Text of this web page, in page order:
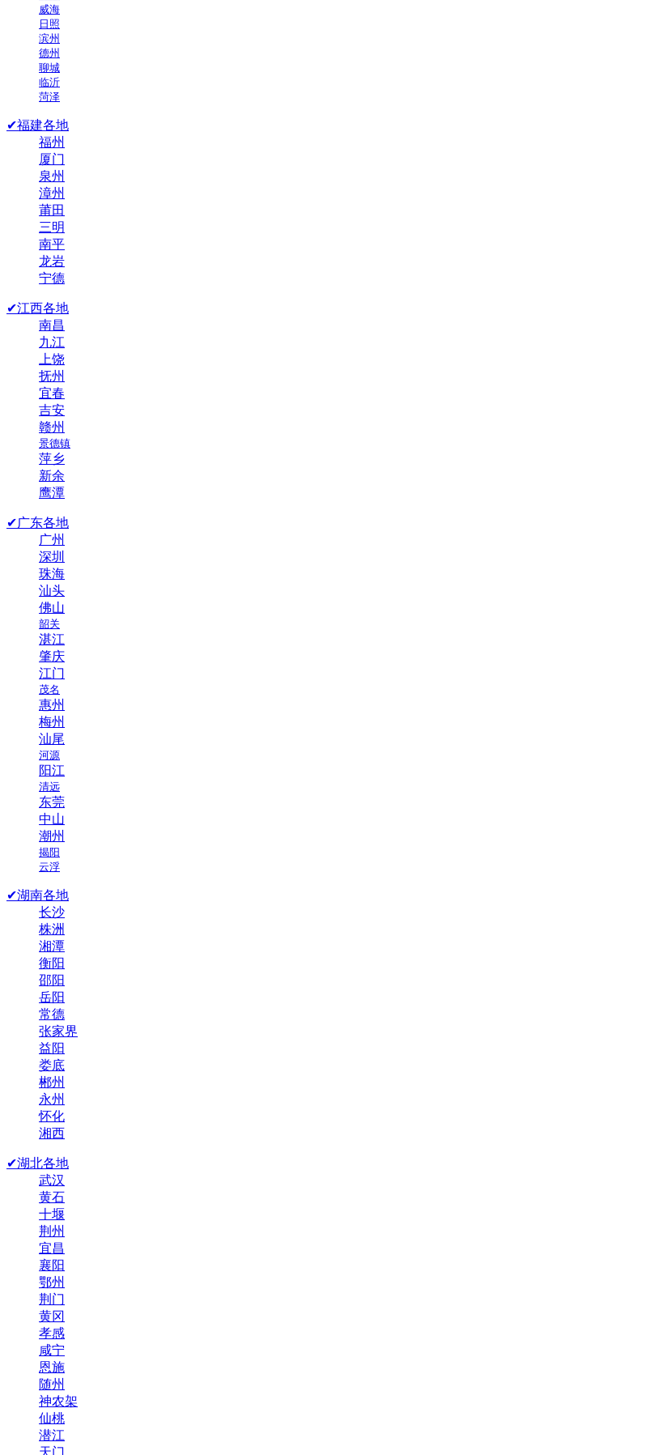
威海
日照
滨州
德州
聊城
临沂
菏泽
✔福建各地
福州
厦门
泉州
漳州
莆田
三明
南平
龙岩
宁德
✔江西各地
南昌
九江
上饶
抚州
宜春
吉安
赣州
景德镇
萍乡
新余
鹰潭
✔广东各地
广州
深圳
珠海
汕头
佛山
韶关
湛江
肇庆
江门
茂名
惠州
梅州
汕尾
河源
阳江
清远
东莞
中山
潮州
揭阳
云浮
✔湖南各地
长沙
株洲
湘潭
衡阳
邵阳
岳阳
常德
张家界
益阳
娄底
郴州
永州
怀化
湘西
✔湖北各地
武汉
黄石
十堰
荆州
宜昌
襄阳
鄂州
荆门
黄冈
孝感
咸宁
恩施
随州
神农架
仙桃
潜江
天门